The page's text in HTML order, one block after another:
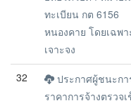
ทะเบียน กต 6156
หนองคาย โดยเฉพา
เจาะจง
32
ประกาศผู้ชนะกา
ราคาการจ้างตรวจ